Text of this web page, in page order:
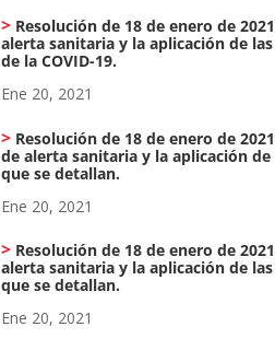
Resolución de 18 de enero de
alerta sanitaria y la aplicación de
de la COVID-19.
Ene 20, 2021
Resolución de 18 de enero de
de alerta sanitaria y la aplicación
que se detallan.
Ene 20, 2021
Resolución de 18 de enero de
alerta sanitaria y la aplicación de
que se detallan.
Ene 20, 2021